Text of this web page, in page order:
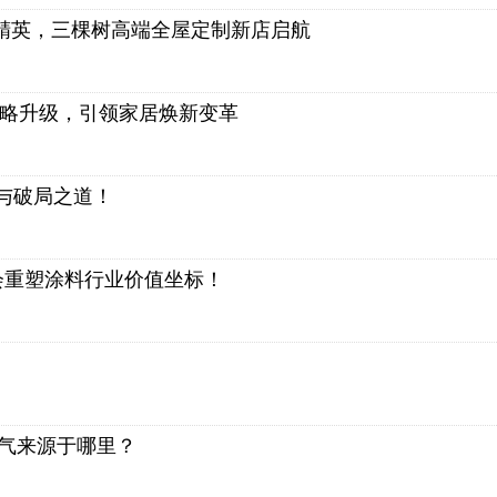
英，三棵树高端全屋定制新店启航
升级，引领家居焕新变革
破局之道！
塑涂料行业价值坐标！
来源于哪里？